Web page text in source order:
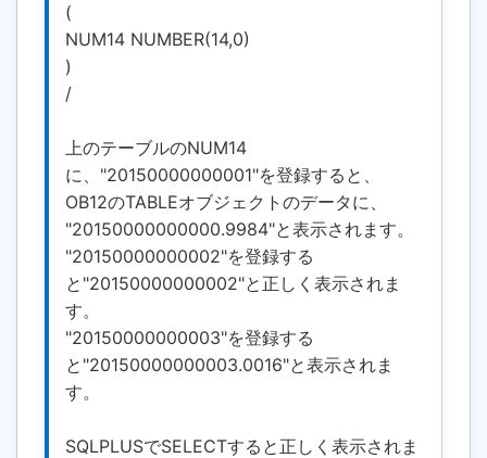
(
NUM14 NUMBER(14,0)
)
/
上のテーブルのNUM14
に、"20150000000001"を登録すると、
OB12のTABLEオブジェクトのデータに、
"20150000000000.9984"と表示されます。
"20150000000002"を登録する
と"20150000000002"と正しく表示されま
す。
"20150000000003"を登録する
と"20150000000003.0016"と表示されま
す。
SQLPLUSでSELECTすると正しく表示されま